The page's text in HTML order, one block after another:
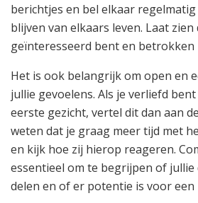
berichtjes en bel elkaar
blijven van elkaars leven. Laat zien
geïnteresseerd bent en betrokken
Het is ook belangrijk om open en
jullie gevoelens. Als je verliefd
eerste gezicht, vertel dit dan aan
weten dat je graag meer tijd met
en kijk hoe zij hierop reageren.
essentieel om te begrijpen of jullie
delen en of er potentie is voor